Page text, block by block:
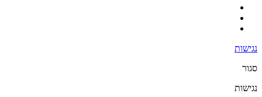
נגישות
סגור
נגישות